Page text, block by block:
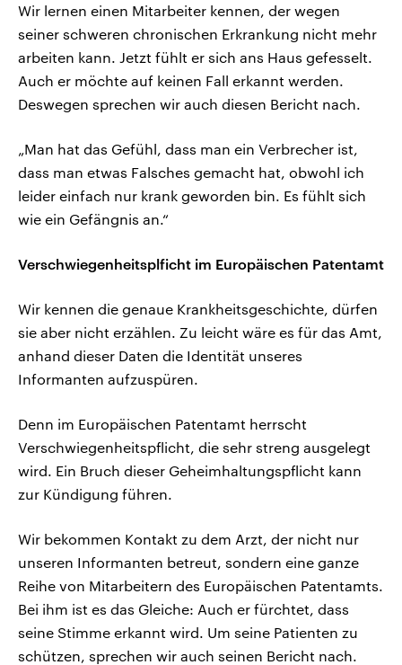
Wir lernen einen Mitarbeiter kennen, der wegen
seiner schweren chronischen Erkrankung nicht mehr
arbeiten kann. Jetzt fühlt er sich ans Haus gefesselt.
Auch er möchte auf keinen Fall erkannt werden.
Deswegen sprechen wir auch diesen Bericht nach.
„Man hat das Gefühl, dass man ein Verbrecher ist,
dass man etwas Falsches gemacht hat, obwohl ich
leider einfach nur krank geworden bin. Es fühlt sich
wie ein Gefängnis an.“
Verschwiegenheitsplficht im Europäischen Patentamt
Wir kennen die genaue Krankheitsgeschichte, dürfen
sie aber nicht erzählen. Zu leicht wäre es für das Amt,
anhand dieser Daten die Identität unseres
Informanten aufzuspüren.
Denn im Europäischen Patentamt herrscht
Verschwiegenheitspflicht, die sehr streng ausgelegt
wird. Ein Bruch dieser Geheimhaltungspflicht kann
zur Kündigung führen.
Wir bekommen Kontakt zu dem Arzt, der nicht nur
unseren Informanten betreut, sondern eine ganze
Reihe von Mitarbeitern des Europäischen Patentamts.
Bei ihm ist es das Gleiche: Auch er fürchtet, dass
seine Stimme erkannt wird. Um seine Patienten zu
schützen, sprechen wir auch seinen Bericht nach.